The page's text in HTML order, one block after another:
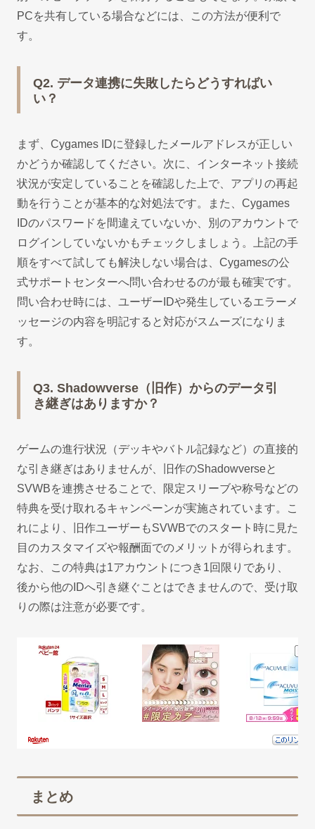
PCを共有している場合などには、この方法が便利で
す。
Q2. データ連携に失敗したらどうすればい
い？
まず、Cygames IDに登録したメールアドレスが正しい
かどうか確認してください。次に、インターネット接続
状況が安定していることを確認した上で、アプリの再起
動を行うことが基本的な対処法です。また、Cygames
IDのパスワードを間違えていないか、別のアカウントで
ログインしていないかもチェックしましょう。上記の手
順をすべて試しても解決しない場合は、Cygamesの公
式サポートセンターへ問い合わせるのが最も確実です。
問い合わせ時には、ユーザーIDや発生しているエラーメ
ッセージの内容を明記すると対応がスムーズになりま
す。
Q3. Shadowverse（旧作）からのデータ引
き継ぎはありますか？
ゲームの進行状況（デッキやバトル記録など）の直接的
な引き継ぎはありませんが、旧作のShadowverseと
SVWBを連携させることで、限定スリーブや称号などの
特典を受け取れるキャンペーンが実施されています。こ
れにより、旧作ユーザーもSVWBでのスタート時に見た
目のカスタマイズや報酬面でのメリットが得られます。
なお、この特典は1アカウントにつき1回限りであり、
後から他のIDへ引き継ぐことはできませんので、受け取
りの際は注意が必要です。
まとめ